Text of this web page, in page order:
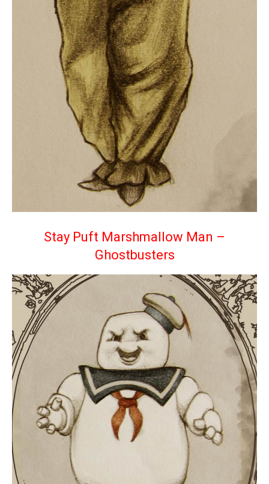
Stay Puft Marshmallow Man –
Ghostbusters